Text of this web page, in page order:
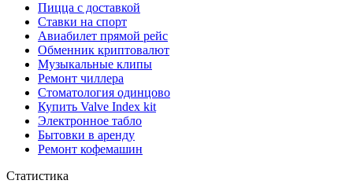
Пицца с доставкой
Ставки на спорт
Авиабилет прямой рейс
Обменник криптовалют
Музыкальные клипы
Ремонт чиллера
Стоматология одинцово
Купить Valve Index kit
Электронное табло
Бытовки в аренду
Ремонт кофемашин
Статистика